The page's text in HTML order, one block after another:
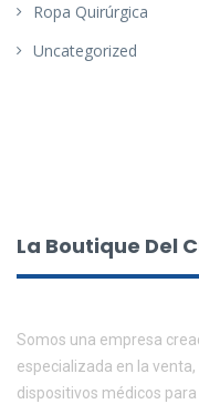
Ropa Quirúrgica
Uncategorized
La Boutique Del
Somos una empresa
especializada en la
dispositivos médicos para